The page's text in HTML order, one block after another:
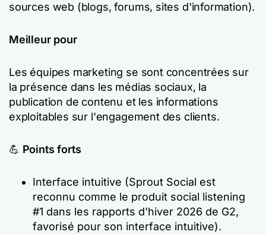
sources web (blogs, forums, sites d'information).
Meilleur pour
Les équipes marketing se sont concentrées sur
la présence dans les médias sociaux, la
publication de contenu et les informations
exploitables sur l'engagement des clients.
💪 Points forts
Interface intuitive (Sprout Social est
reconnu comme le produit social listening
#1 dans les rapports d'hiver 2026 de G2,
favorisé pour son interface intuitive).